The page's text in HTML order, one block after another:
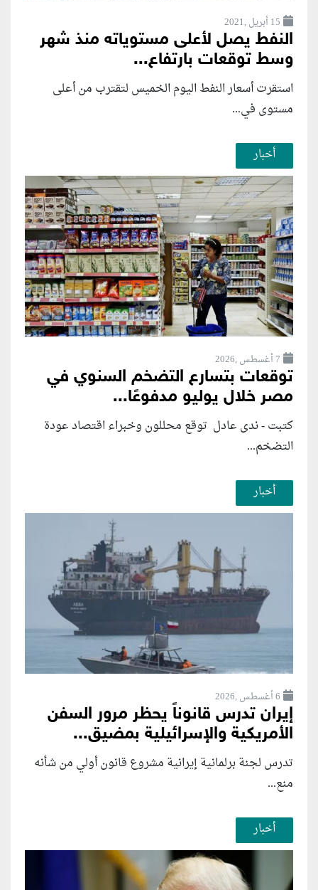
15 أبريل ,2021
النفط يصل لأعلى مستوياته منذ شهر
وسط توقعات بارتفاع...
استقرت أسعار النفط اليوم الخميس لتقترب من أعلى
مستوى في...
أخبار
7 أغسطس ,2026
توقعات بتسارع التضخم السنوي في
مصر خلال يوليو مدفوعًا...
كتبت - ندى عادل توقع محللون وخبراء اقتصاد عودة
التضخم...
أخبار
6 أغسطس ,2026
إيران تدرس قانوناً يحظر مرور السفن
الأمريكية والإسرائيلية بمضيق...
تدرس لجنة برلمانية إيرانية مشروع قانون ⁠أولي من شأنه
منع...
أخبار